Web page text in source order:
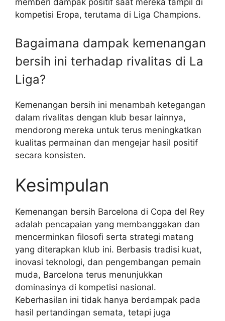
memberi dampak positif saat mereka tampil di
kompetisi Eropa, terutama di Liga Champions.
Bagaimana dampak kemenangan
bersih ini terhadap rivalitas di La
Liga?
Kemenangan bersih ini menambah ketegangan
dalam rivalitas dengan klub besar lainnya,
mendorong mereka untuk terus meningkatkan
kualitas permainan dan mengejar hasil positif
secara konsisten.
Kesimpulan
Kemenangan bersih Barcelona di Copa del Rey
adalah pencapaian yang membanggakan dan
mencerminkan filosofi serta strategi matang
yang diterapkan klub ini. Berbasis tradisi kuat,
inovasi teknologi, dan pengembangan pemain
muda, Barcelona terus menunjukkan
dominasinya di kompetisi nasional.
Keberhasilan ini tidak hanya berdampak pada
hasil pertandingan semata, tetapi juga